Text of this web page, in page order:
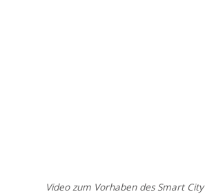
Video zum Vorhaben des Smart